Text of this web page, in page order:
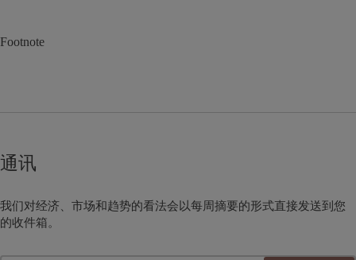
Footnote
通讯
我们对经济、市场和趋势的看法会以每周摘要的形式直接发送到您
的收件箱。